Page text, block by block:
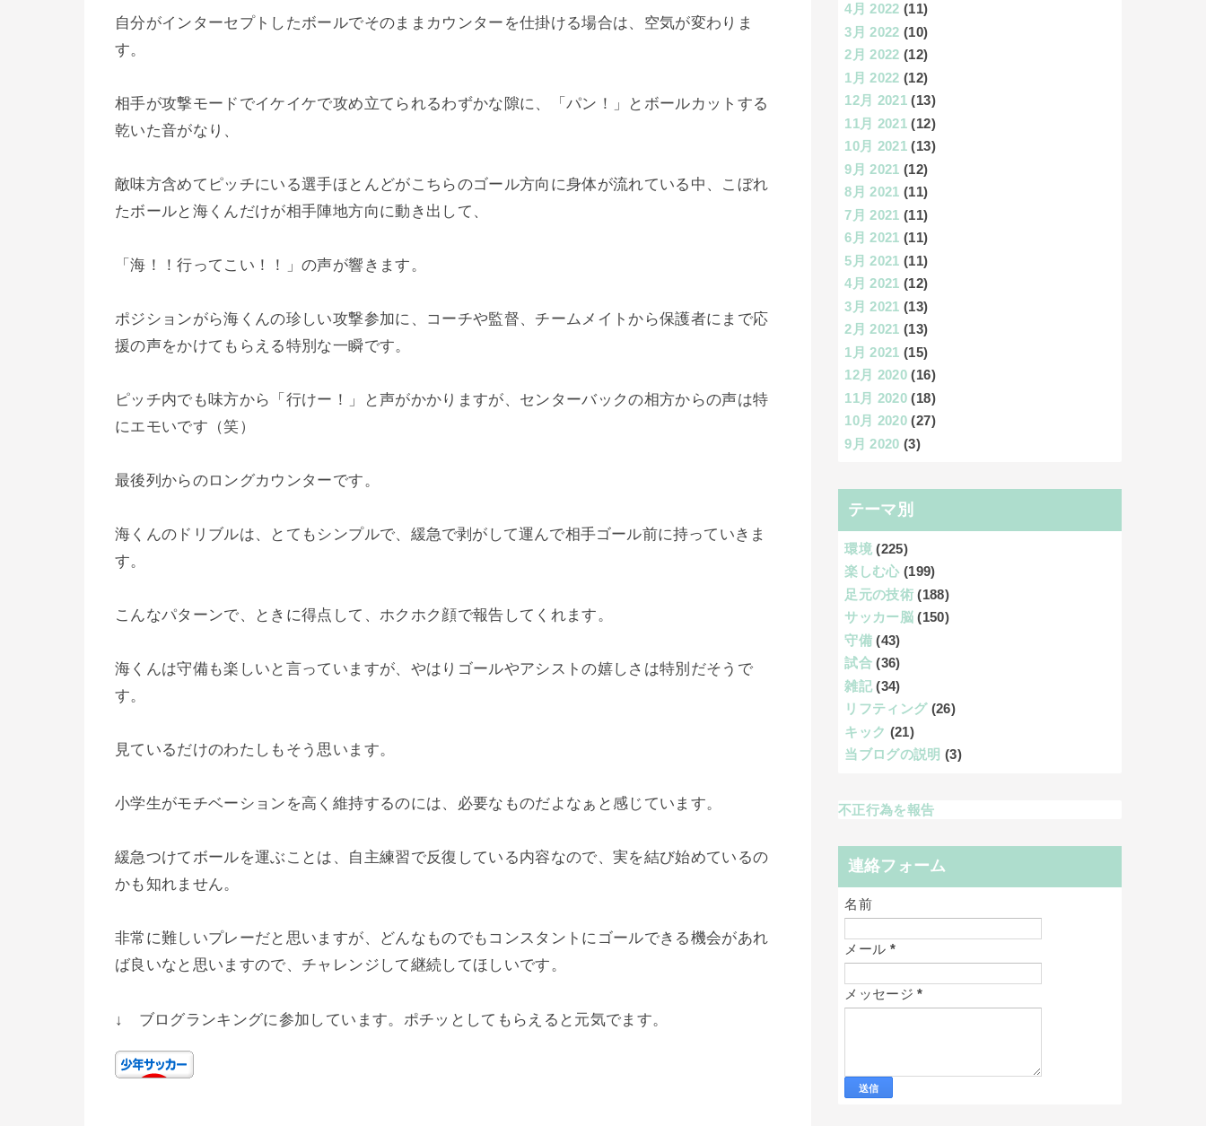
自分がインターセプトしたボールでそのままカウンターを仕掛ける場合は、空気が変わりま
す。
相手が攻撃モードでイケイケで攻め立てられるわずかな隙に、「パン！」と ボールカットする
乾いた音がなり、
敵味方含めてピッチにいる選手ほとんどがこちらのゴール方向に身体が流れている中、こぼれ
たボールと海くんだけが相手陣地方向に動き出して、
「海！！行ってこい！！」の声が響きます。
ポジションがら海くんの珍しい攻撃参加に、コーチや監督、チームメイトから保護者にまで応
援の声をかけてもらえる特別な一瞬です。
ピッチ内でも味方から「行けー！」と声がかかりますが、センターバックの相方からの声は特
にエモいです（笑）
最後列からのロングカウンターです。
海くんのドリブルは、とてもシンプルで、 緩急で剥がして運んで相手ゴール前に持っていきま
す。
こんなパターンで、ときに得点して、ホクホク顔で報告してくれます。
海くんは守備も楽しいと言っていますが、やはりゴールやアシストの嬉しさは特別だそうで
す。
見ているだけのわたしもそう思います。
小学生がモチベーションを高く維持するのには、必要なものだよなぁと感じています。
緩急つけてボールを運ぶことは、自主練習で反復している内容なので、実を結び始めているの
かも知れません。
非常に難しいプレーだと思いますが、どんなものでもコンスタントにゴールできる機会があれ
ば良いなと思いますので、チャレンジして継続してほしいです。
↓ ブログランキングに参加しています。ポチッとしてもらえると元気でます。
4月 2022 (11)
3月 2022 (10)
2月 2022 (12)
1月 2022 (12)
12月 2021 (13)
11月 2021 (12)
10月 2021 (13)
9月 2021 (12)
8月 2021 (11)
7月 2021 (11)
6月 2021 (11)
5月 2021 (11)
4月 2021 (12)
3月 2021 (13)
2月 2021 (13)
1月 2021 (15)
12月 2020 (16)
11月 2020 (18)
10月 2020 (27)
9月 2020 (3)
テーマ別
環境 (225)
楽しむ心 (199)
足元の技術 (188)
サッカー脳 (150)
守備 (43)
試合 (36)
雑記 (34)
リフティング (26)
キック (21)
当ブログの説明 (3)
不正行為を報告
連絡フォーム
名前
メール *
メッセージ*